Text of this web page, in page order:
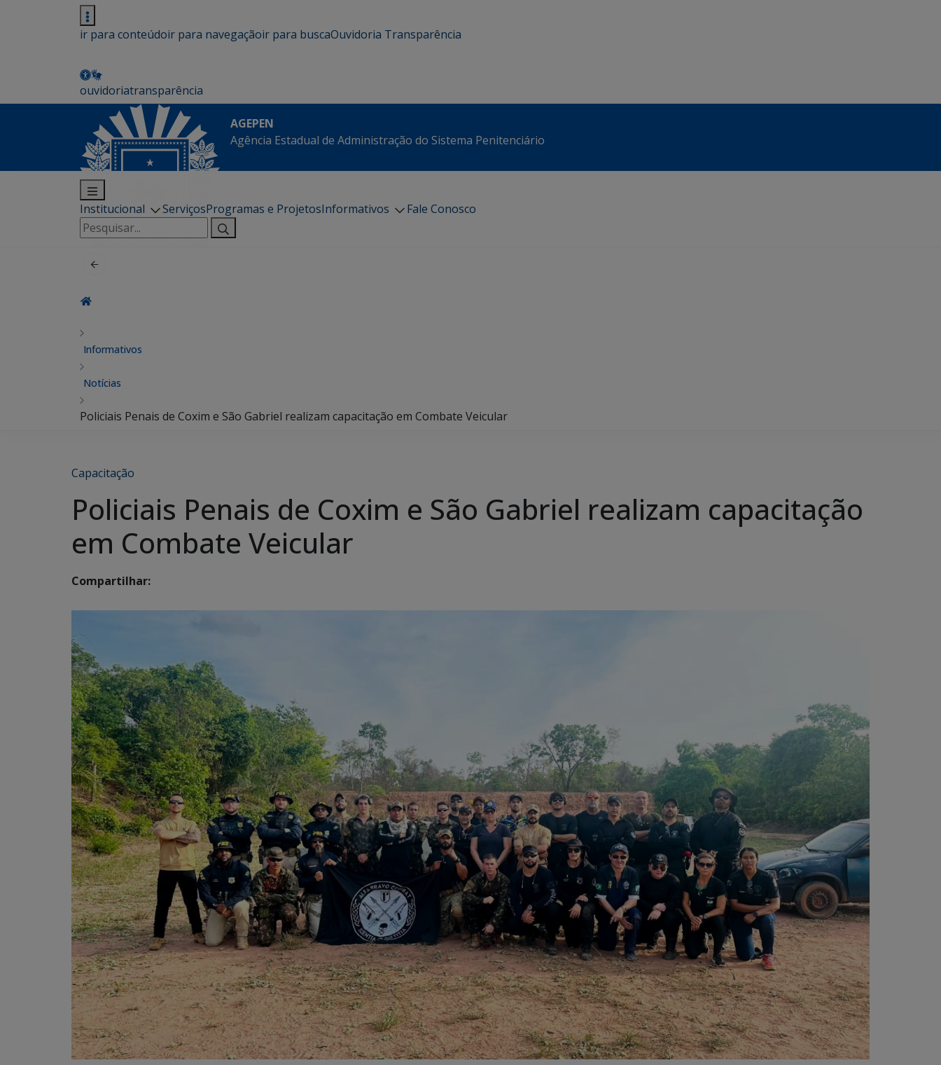
ir para conteúdoir para navegaçãoir para buscaOuvidoria Transparência
ouvidoriatransparência
AGEPEN
Agência Estadual de Administração do Sistema Penitenciário
Institucional ServiçosProgramas e ProjetosInformativos
Fale Conosco
Pesquisar
por:
Informativos
Notícias
Policiais Penais de Coxim e São Gabriel realizam capacitação em Combate Veicular
Capacitação
Policiais Penais de Coxim e São Gabriel realizam capacitação
em Combate Veicular
Compartilhar: